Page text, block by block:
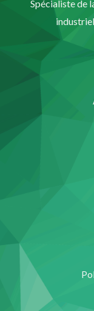
Spécialiste de